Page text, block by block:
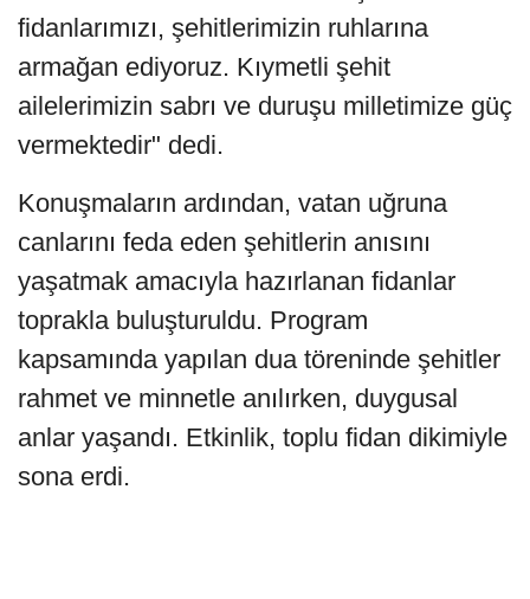
fidanlarımızı, şehitlerimizin ruhlarına
armağan ediyoruz. Kıymetli şehit
ailelerimizin sabrı ve duruşu milletimize güç
vermektedir" dedi.
Konuşmaların ardından, vatan uğruna
canlarını feda eden şehitlerin anısını
yaşatmak amacıyla hazırlanan fidanlar
toprakla buluşturuldu. Program
kapsamında yapılan dua töreninde şehitler
rahmet ve minnetle anılırken, duygusal
anlar yaşandı. Etkinlik, toplu fidan dikimiyle
sona erdi.